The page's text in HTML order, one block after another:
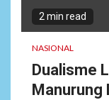
2 min read
NASIONAL
Dualisme
Manurung